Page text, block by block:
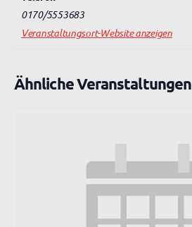
0170/5553683
Veranstaltungsort-Website anzeigen
Ähnliche Veranstaltungen